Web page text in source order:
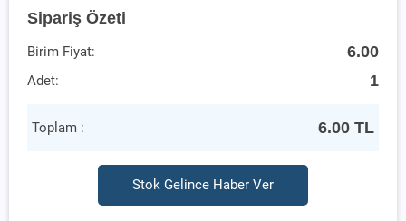
Sipariş Özeti
Birim Fiyat: 6.00
Adet: 1
Toplam : 6.00 TL
Stok Gelince Haber Ver